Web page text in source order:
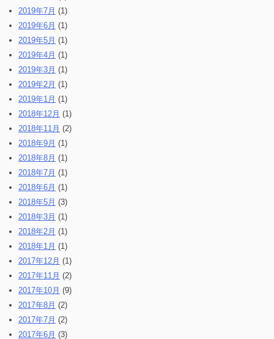
2019年7月 (1)
2019年6月 (1)
2019年5月 (1)
2019年4月 (1)
2019年3月 (1)
2019年2月 (1)
2019年1月 (1)
2018年12月 (1)
2018年11月 (2)
2018年9月 (1)
2018年8月 (1)
2018年7月 (1)
2018年6月 (1)
2018年5月 (3)
2018年3月 (1)
2018年2月 (1)
2018年1月 (1)
2017年12月 (1)
2017年11月 (2)
2017年10月 (9)
2017年8月 (2)
2017年7月 (2)
2017年6月 (3)